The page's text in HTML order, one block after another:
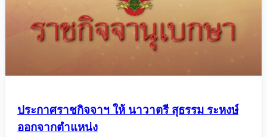
ประกาศราชกิจจาฯ ให้ นาวาตรี สุธรรม ระหงษ์
ออกจากตำแหน่ง